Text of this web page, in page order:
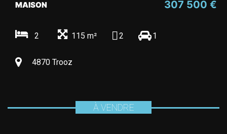
307 500 €
MAISON
2 115 m² 2 1
4870 Trooz
À VENDRE